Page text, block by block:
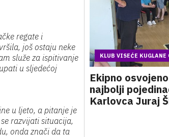
regate i
još ostaju neke
služe za ispitivanje
u sljedećoj
u ljeto, a pitanje je
razvijati situacija,
onda znači da ta
KLUB VISEĆE
Ekipno
najbolji
Karlovca Juraj